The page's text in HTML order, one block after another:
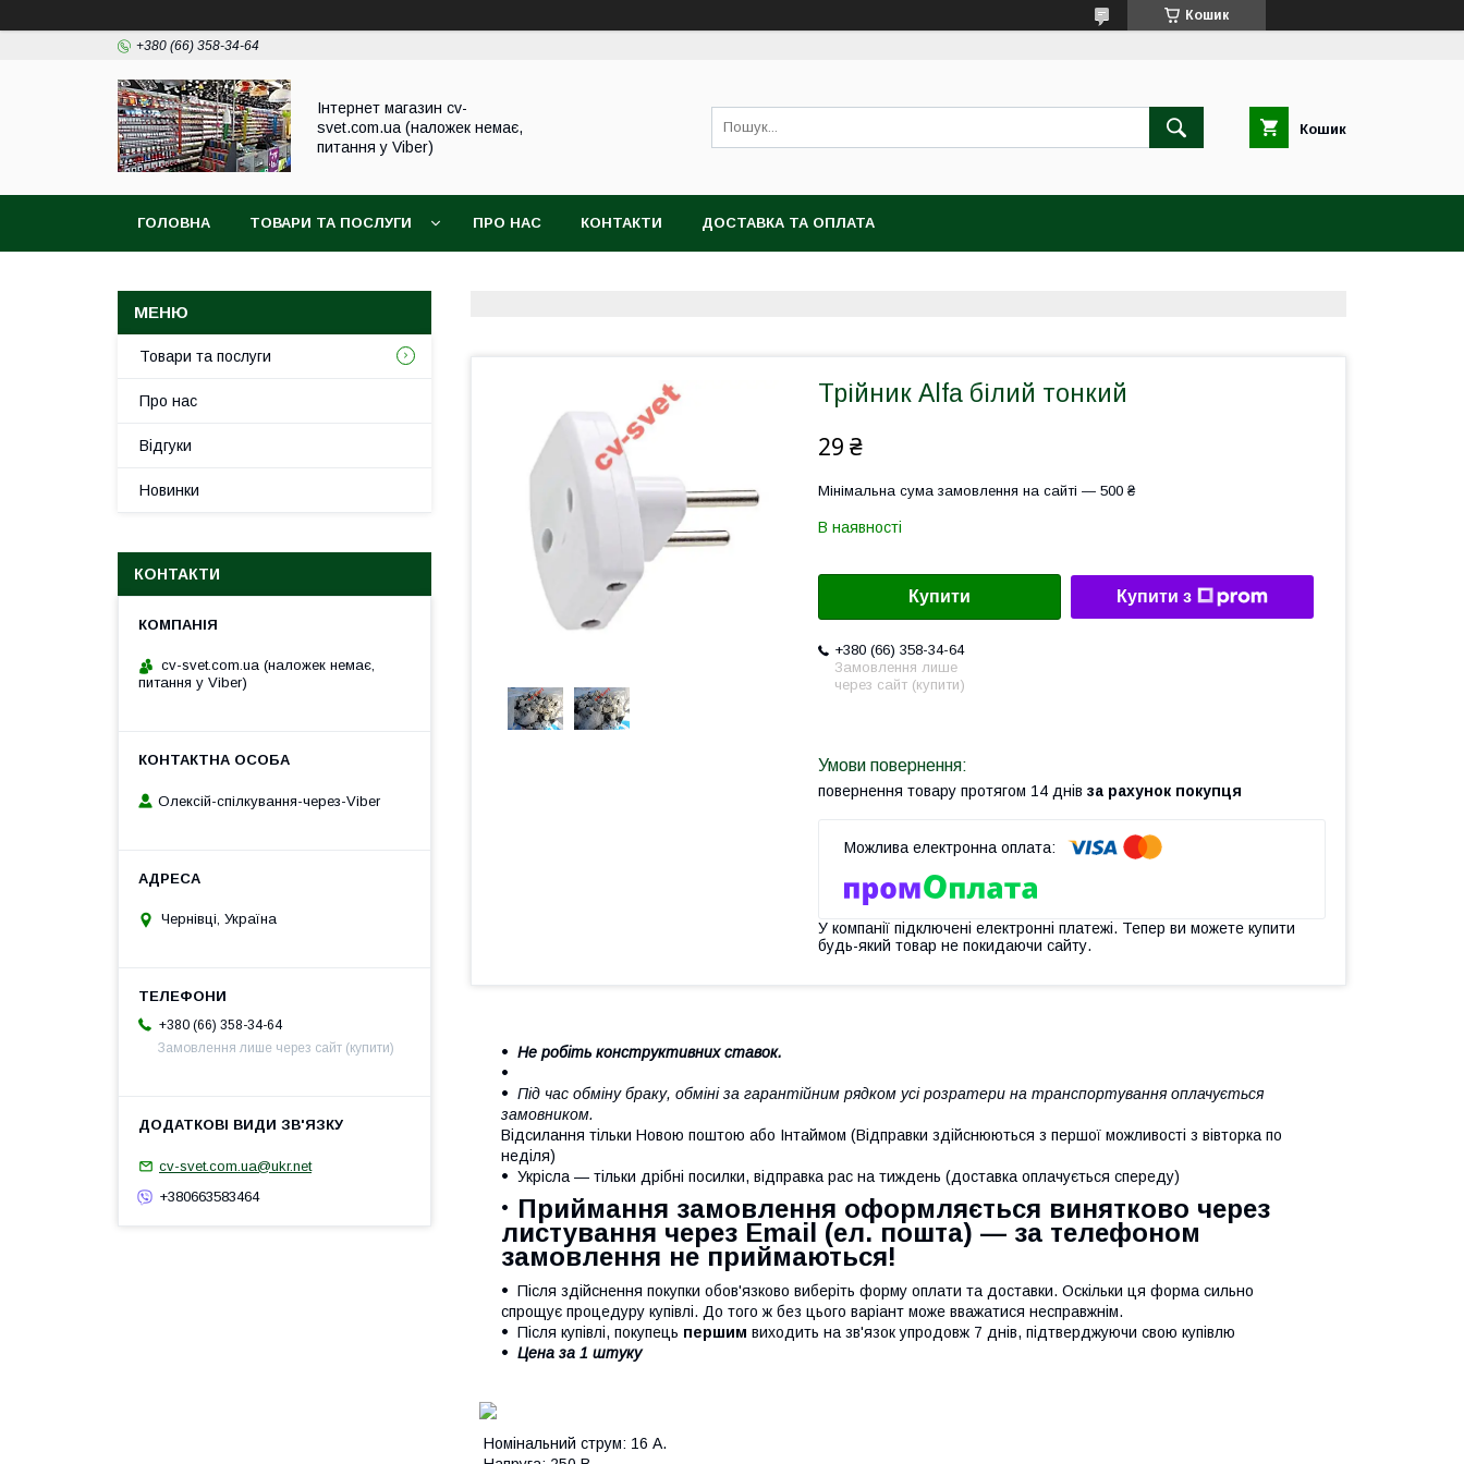
Кошик
+380 (66) 358-34-64
Інтернет магазин cv-
svet.com.ua (наложек немає,
питання у Viber)
Кошик
ГОЛОВНА ТОВАРИ ТА ПОСЛУГИ ПРО НАС КОНТАКТИ ДОСТАВКА ТА ОПЛАТА
Трійник Alfa білий тонкий
29 ₴
Мінімальна сума замовлення на сайті — 500 ₴
В наявності
Купити Купити з
+380 (66) 358-34-64
Замовлення лише
через сайт (купити)
повернення товару протягом 14 днів за рахунок покупця
У компанії підключені електронні платежі. Тепер ви можете купити
будь-який товар не покидаючи сайту.
Не робіть конструктивних ставок.
Під час обміну браку, обміні за гарантійним рядком усі розратери на транспортування оплачується
замовником.
Відсилання тільки Новою поштою або Інтаймом (Відправки здійснюються з першої можливості з вівторка по
неділя)
Укрісла — тільки дрібні посилки, відправка рас на тиждень (доставка оплачується спереду)
Приймання замовлення оформляється винятково через
листування через Email (ел. пошта) — за телефоном
замовлення не приймаються!
Після здійснення покупки обов'язково виберіть форму оплати та доставки. Оскільки ця форма сильно
спрощує процедуру купівлі. До того ж без цього варіант може вважатися несправжнім.
Після купівлі, покупець першим виходить на зв'язок упродовж 7 днів, підтверджуючи свою купівлю
Цена за 1 штуку
Номінальний струм: 16 А.
Товари та послуги
Про нас
Відгуки
Новинки
КОНТАКТИ
cv-svet.com.ua (наложек немає,
питання у Viber)
Олексій-спілкування-через-Viber
Чернівці, Україна
+380 (66) 358-34-64
Замовлення лише через сайт (купити)
cv-svet.com.ua@ukr.net
+380663583464